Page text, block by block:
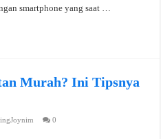
smartphone yang saat …
Murah? Ini Tipsnya
0